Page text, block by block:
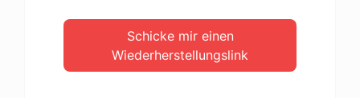
Schicke mir einen
Wiederherstellungslink